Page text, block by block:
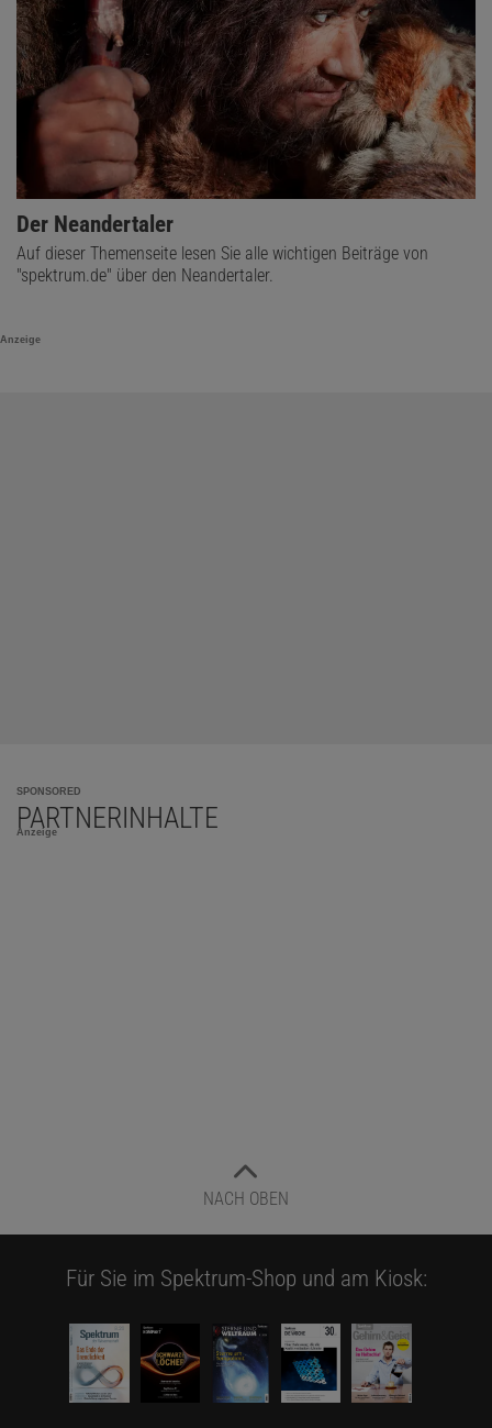
Der Neandertaler
Auf dieser Themenseite lesen Sie alle wichtigen Beiträge von
"spektrum.de" über den Neandertaler.
Anzeige
SPONSORED
PARTNERINHALTE
Anzeige
NACH OBEN
Für Sie im Spektrum-Shop und am Kiosk: